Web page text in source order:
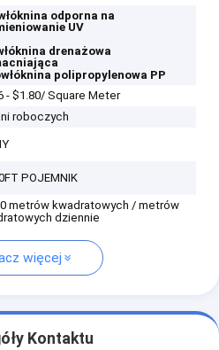
odporna na
UV
drenażowa
polipropylenowa PP
- $1.80/ Square Meter
roboczych
POJEMNIK
metrów kwadratowych / metrów
dziennie
więcej
Kontaktu